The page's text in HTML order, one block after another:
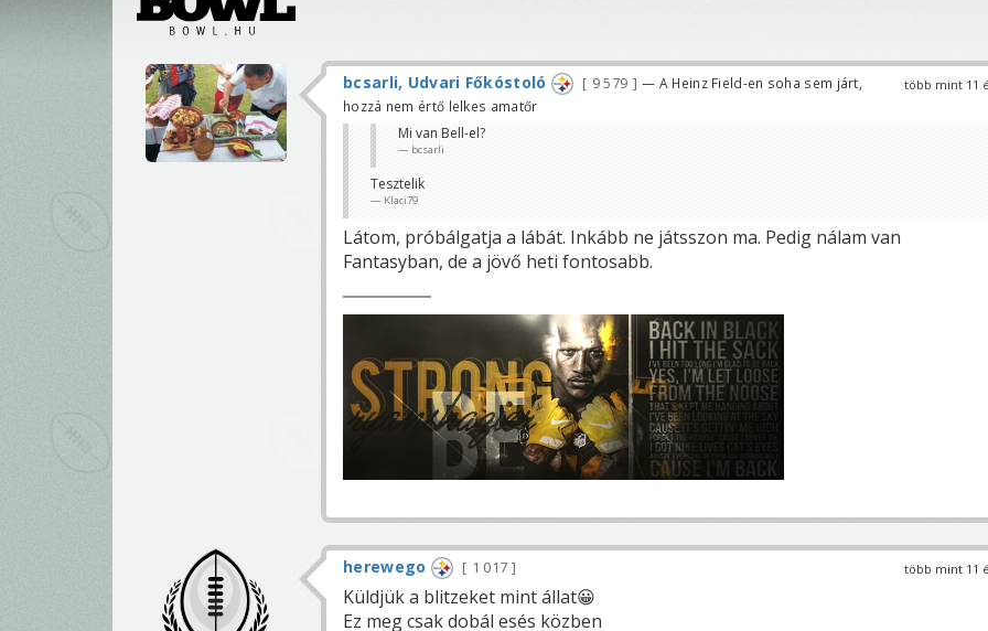
több mint 11
bcsarli, Udvari Főkóstoló 9 579
— A Heinz Field-en soha sem járt,
hozzá nem értő lelkes amatőr
Mi van Bell-el?
bcsarli
Tesztelik
Klaci79
Látom, próbálgatja a lábát. Inkább ne játsszon ma. Pedig nálam van
Fantasyban, de a jövő heti fontosabb.
több mint 11
herewego 1 017
Küldjük a blitzeket mint állat😀
Ez meg csak dobál esés közben